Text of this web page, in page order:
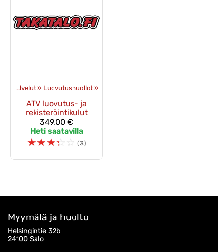
Palvelut ‪» Luovutushuollot ‪»
ATV luovutus- ja
rekisteröintikulut
349,00 €
Heti saatavilla
☆☆☆☆ ☆ (3)
Myymälä ja huolto
Helsingintie 32b
24100 Salo